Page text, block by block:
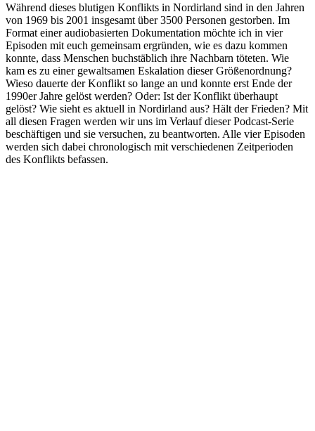
Während dieses blutigen Konflikts in Nordirland sind in den Jahren
von 1969 bis 2001 insgesamt über 3500 Personen gestorben. Im
Format einer audiobasierten Dokumentation möchte ich in vier
Episoden mit euch gemeinsam ergründen, wie es dazu kommen
konnte, dass Menschen buchstäblich ihre Nachbarn töteten. Wie
kam es zu einer gewaltsamen Eskalation dieser Größenordnung?
Wieso dauerte der Konflikt so lange an und konnte erst Ende der
1990er Jahre gelöst werden? Oder: Ist der Konflikt überhaupt
gelöst? Wie sieht es aktuell in Nordirland aus? Hält der Frieden? Mit
all diesen Fragen werden wir uns im Verlauf dieser Podcast-Serie
beschäftigen und sie versuchen, zu beantworten. Alle vier Episoden
werden sich dabei chronologisch mit verschiedenen Zeitperioden
des Konflikts befassen.